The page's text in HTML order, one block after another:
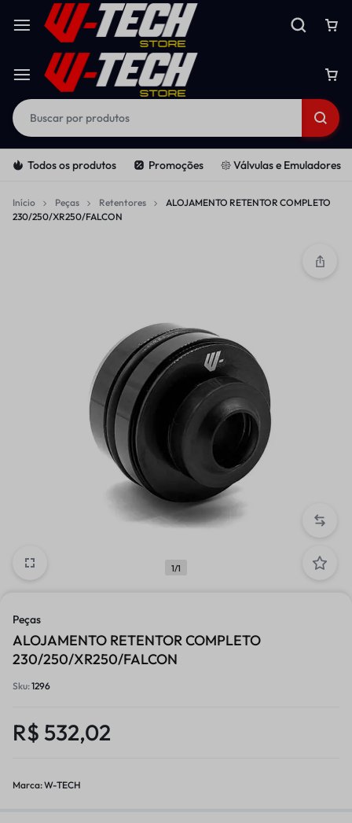
Todos os produtos Promoções 𑁍 Válvulas e Emuladores
Início Peças Retentores
ALOJAMENTO RETENTOR COMPLETO
230/250/XR250/FALCON
1/1
Peças
ALOJAMENTO RETENTOR COMPLETO
230/250/XR250/FALCON
Sku:1296
R$ 532,02
Marca:W-TECH